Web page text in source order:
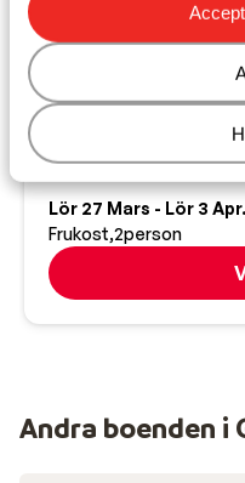
Derby Hotel
Jungfrau
Skidlift nästan
Egen bar och
Lör 27 Mars - Lör 3 Apr.
Frukost 2person
Andra boenden i